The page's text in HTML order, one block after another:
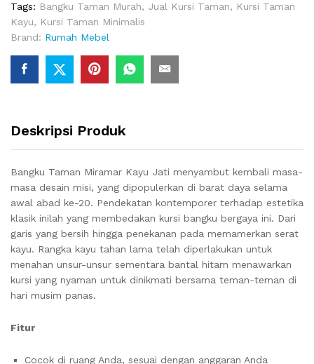
Tags: Bangku Taman Murah, Jual Kursi Taman, Kursi Taman
Kayu, Kursi Taman Minimalis
Brand: Rumah Mebel
Deskripsi Produk
Bangku Taman Miramar Kayu Jati menyambut kembali masa-
masa desain misi, yang dipopulerkan di barat daya selama
awal abad ke-20. Pendekatan kontemporer terhadap estetika
klasik inilah yang membedakan kursi bangku bergaya ini. Dari
garis yang bersih hingga penekanan pada memamerkan serat
kayu. Rangka kayu tahan lama telah diperlakukan untuk
menahan unsur-unsur sementara bantal hitam menawarkan
kursi yang nyaman untuk dinikmati bersama teman-teman di
hari musim panas.
Fitur
Cocok di ruang Anda, sesuai dengan anggaran Anda